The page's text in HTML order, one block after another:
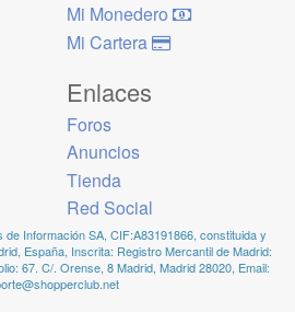
Mi Monedero
Mi Cartera
Enlaces
Foros
Anuncios
Tienda
Red Social
Información SA, CIF:A83191866, constituida y
España, Inscrita: Registro Mercantil de Madrid:
67. C/. Orense, 8 Madrid, Madrid 28020, Email: